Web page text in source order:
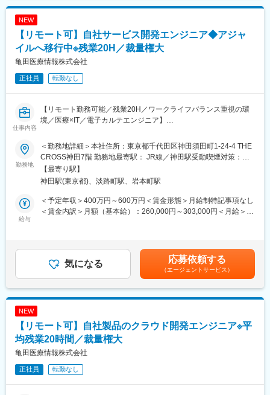
２、入社と同時に有給休暇を比例付与。社員の産休育休取得率お
がいを感じられます。
４、社内は社長、副社長問わず「さん」付けで呼び合う風通しの
良い風土があり、これまでの新卒社員の定着率は9割超と勤務しや
５、開発・製造～販売まで全て自社にて一気通貫で行っていま
す。
変更の範囲：会社の定める業務
・オンコロジー営業部
■職務詳細
※配属部署によりますが、基本的には病院、薬局などへの営業とな
ります。
・医療従事者へのトレーニングなど
■同社の魅力
・当社の診断機器は適切な治療をする上で非常に重要で、高いシ
ェアも持っているなど、医療現場のお客様から高く評価されてい
ます。検査だけに留まらず、臨床医へのフィードバックまで一貫
して携わることができるのも大きなやりがいです。また、目標達
成率だけでなく、会社として定めている注力製品に対してのイン
センティブなどもあります。
クホルダーを意識して社内のリソースを活用しながら進めていく
ことが可能です。
6万5千人となっています。国外だけでなく、日本の福島にも生産
変更の範囲：会社の定める業務
NEW
【リモート可】自社サービス開発エンジニア◆アジャ
イルへ移行中※残業20H／裁量権大
亀田医療情報株式会社
正社員 転勤なし
仕事内容
【リモート勤務可能／残業20H／ワークライフバランス重視の環
境／医療×IT／電子カルテエンジニア】
■業務概要：
当社メインプロダクトである電子カルテシステムのクラウド版の
提供がスタートし、クリニックや病院などの医療施設に導入が進
んでいます。本ポジションでは自社電子カルテシステムの開発エ
ンジニアを募集しています。
■業務詳細：
オンプレ環境で提供しているWEB型電子カルテシステムの開発を
Azureを始めクラウド基盤を活用するSaaS・WebAPIの開発に携
わっていただきます。
・コミュニケーションツール：Slack、Google Meet
■働き方：
本ポジションはリモート（在宅勤務）で就業可能です。ご自宅で
の業務が可能ですので全国どこに居住されても問題ありません。※
勤務地
＜勤務地詳細＞本社住所：東京都千代田区神田須田町1-24-4 THE
CROSS神田7階 勤務地最寄駅： JR線／神田駅受動喫煙対策：屋
内全面禁煙変更の範囲：会社の定める事業所（リモートワーク含
む）
【最寄り駅】
神田駅(東京都)、淡路町駅、岩本町駅
給与
＜予定年収＞400万円～600万円＜賃金形態＞月給制特記事項なし
＜賃金内訳＞月額（基本給）：260,000円～303,000円＜月給＞
収32歳：500万円43歳：680万円（管理職）賃金はあくまでも目
安の金額であり、選考を通じて上下する可能性があります。月給
(月額)は固定手当を含めた表記です。
気になる 応募依頼する
（エージェントサービス）
NEW
【リモート可】自社製品のクラウド開発エンジニア※平
均残業20時間／裁量権大
亀田医療情報株式会社
正社員 転勤なし